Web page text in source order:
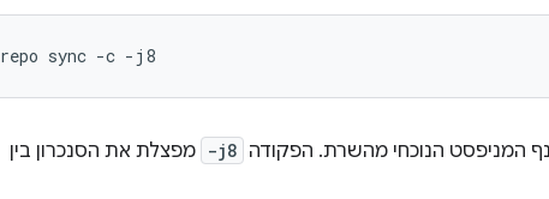
repo sync -c -j8
-j8 מפצלת את הסנכרון בין